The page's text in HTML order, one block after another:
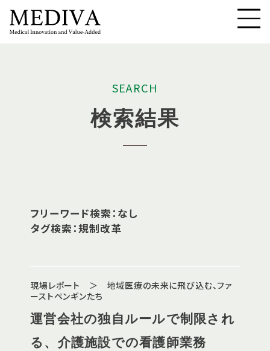
SEARCH
検索結果
フリーワード検索：なし
タグ検索：規制改革
現場レポート ＞ 地域医療の未来に飛び込む、ファ
ーストペンギンたち
運営会社の独自ルールで制限され
る、介護施設での看護師業務